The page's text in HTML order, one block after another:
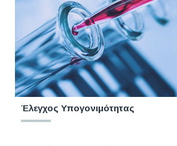
Έλεγχος Υπογονιμότητας